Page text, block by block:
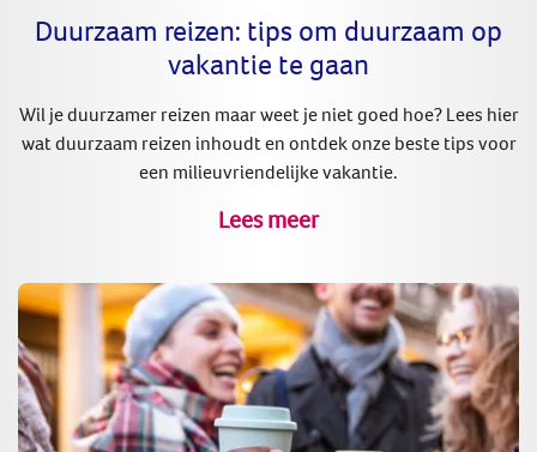
Duurzaam reizen: tips om duurzaam op
vakantie te gaan
Wil je duurzamer reizen maar weet je niet goed hoe? Lees hier
wat duurzaam reizen inhoudt en ontdek onze beste tips voor
een milieuvriendelijke vakantie.
Lees meer